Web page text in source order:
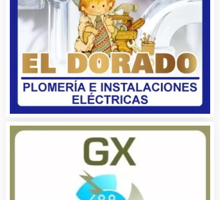
Almacenaje
Alquiler de Autos
Alquiler de Equipos para Fiestas
Alquiler de Sillas y Mesas
Alquiler de Trajes de Etiqueta